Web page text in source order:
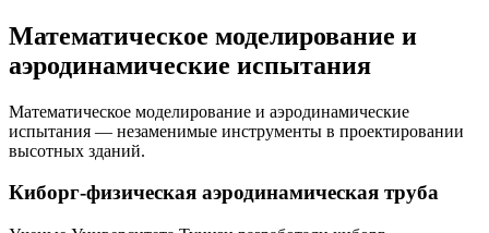
Математическое моделирование и
аэродинамические испытания
Математическое моделирование и аэродинамические
испытания — незаменимые инструменты в проектировании
высотных зданий.
Киборг-физическая аэродинамическая труба